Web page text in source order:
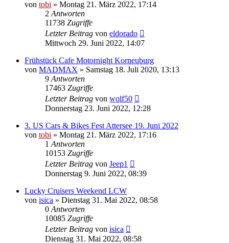
von tobi » Montag 21. März 2022, 17:14
2 Antworten
11738 Zugriffe
Letzter Beitrag von eldorado
Mittwoch 29. Juni 2022, 14:07
Frühstück Cafe Motornight Korneuburg
von MADMAX » Samstag 18. Juli 2020, 13:13
9 Antworten
17463 Zugriffe
Letzter Beitrag von wolf50
Donnerstag 23. Juni 2022, 12:28
3. US Cars & Bikes Fest Attersee 19. Juni 2022
von tobi » Montag 21. März 2022, 17:16
1 Antworten
10153 Zugriffe
Letzter Beitrag von Jeep1
Donnerstag 9. Juni 2022, 08:39
Lucky Cruisers Weekend LCW
von isica » Dienstag 31. Mai 2022, 08:58
0 Antworten
10085 Zugriffe
Letzter Beitrag von isica
Dienstag 31. Mai 2022, 08:58